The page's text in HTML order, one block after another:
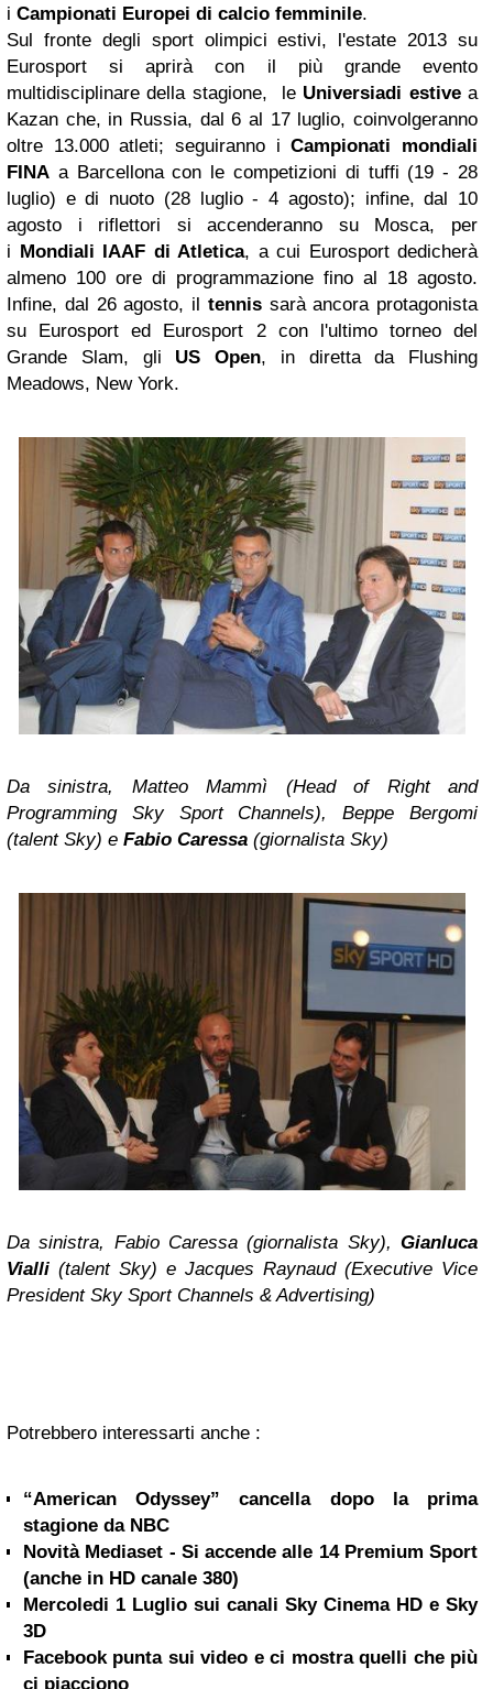
i Campionati Europei di calcio femminile.
Sul fronte degli sport olimpici estivi, l'estate 2013 su
Eurosport si aprirà con il più grande evento
multidisciplinare della stagione, le Universiadi estivea
Kazan che, in Russia, dal 6 al 17 luglio, coinvolgeranno
oltre 13.000 atleti; seguiranno iCampionati mondiali
FINA a Barcellona con le competizioni di tuffi (19 - 28
luglio) e di nuoto (28 luglio - 4 agosto); infine, dal 10
agosto i riflettori si accenderanno su Mosca, per
i
Mondiali IAAF di Atletica, a cui Eurosport dedicherà
almeno 100 ore di programmazione fino al 18 agosto.
Infine, dal 26 agosto, il tennissarà ancora protagonista
su Eurosport ed Eurosport 2 con l'ultimo torneo del
Grande Slam, gli US Open, in diretta da Flushing
Meadows, New York.
Da sinistra, Matteo Mammì (Head of Right and
Programming Sky Sport Channels), Beppe Bergomi
(talent Sky) e Fabio Caressa (giornalista Sky)
Da sinistra, Fabio Caressa (giornalista Sky), Gianluca
Vialli (talent Sky) e Jacques Raynaud (Executive Vice
President Sky Sport Channels & Advertising)
Potrebbero interessarti anche :
“American Odyssey” cancella dopo la prima
stagione da NBC
Novità Mediaset - Si accende alle 14 Premium Sport
(anche in HD canale 380)
Mercoledi 1 Luglio sui canali Sky Cinema HD e Sky
3D
Facebook punta sui video e ci mostra quelli che più
ci piacciono